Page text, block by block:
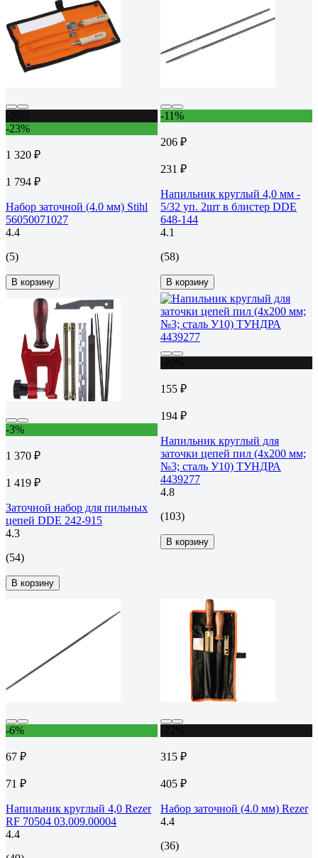
-23%
1 320 ₽
1 794 ₽
Набор заточной (4.0 мм) Stihl
56050071027
4.4
(5)
В корзину
-11%
206 ₽
231 ₽
Напильник круглый 4,0 мм -
5/32 уп. 2шт в блистер DDE
648-144
4.1
(58)
В корзину
-3%
1 370 ₽
1 419 ₽
Заточной набор для пильных
цепей DDE 242-915
4.3
(54)
В корзину
155 ₽
194 ₽
Напильник круглый для
заточки цепей пил (4х200 мм;
№3; сталь У10) ТУНДРА
4439277
4.8
(103)
В корзину
-6%
67 ₽
71 ₽
Напильник круглый 4,0 Rezer
RF 70504 03.009.00004
4.4
315 ₽
405 ₽
Набор заточной (4.0 мм) Rezer
4.4
(36)